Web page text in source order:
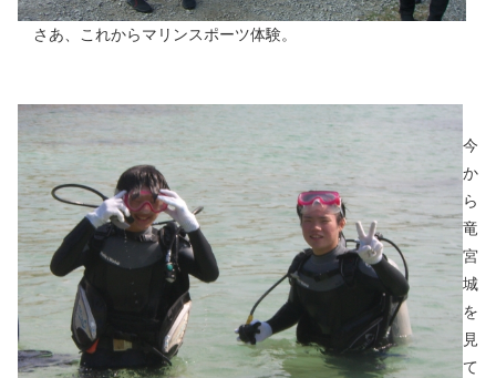
さあ、これからマリンスポーツ体験。
今
か
ら
竜
宮
城
を
見
て